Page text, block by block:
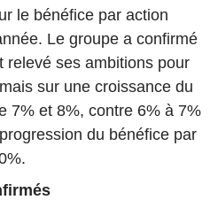
le bénéfice par action
Le groupe a confirmé
relevé ses ambitions pour
sur une croissance du
7% et 8%, contre 6% à 7%
du bénéfice par